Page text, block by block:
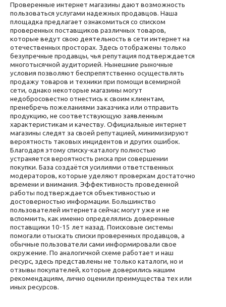
Проверенные интернет магазины дают возможность
пользоваться услугами надежных продавцов. Наша
площадка предлагает ознакомиться со списком
проверенных поставщиков различных товаров,
которые ведут свою деятельность в сети интернет на
отечественных просторах. Здесь отображены только
безупречные продавцы, чья репутация подтверждается
многотысячной аудиторией. Нынешние рыночные
условия позволяют беспрепятственно осуществлять
продажу товаров и техники при помощи всемирной
сети, однако некоторые магазины могут
недобросовестно отнестись к своим клиентам,
пренебречь пожеланиями заказчика или отправить
продукцию, не соответствующую заявленным
характеристикам и качеству. Официальные интернет
магазины следят за своей репутацией, минимизируют
вероятность таковых инцидентов и других ошибок.
Благодаря этому списку-каталогу полностью
устраняется вероятность риска при совершении
покупки. База создаётся усилиями ответственных
модераторов, которые уделяют проверкам достаточно
времени и внимания. Эффективность проведенной
работы подтверждается объективностью и
достоверностью информации. Большинство
пользователей интернета сейчас могут уже и не
вспомнить, как именно определялись доверенные
поставщики 10-15 лет назад. Поисковые системы
помогали отыскать списки проверенных продавцов, а
обычные пользователи сами информировали свое
окружение. По аналогичной схеме работает и наш
ресурс, здесь представлены не только каталоги, но и
отзывы покупателей, которые доверились нашим
рекомендациям, лично оценили преимущества тех или
иных ресурсов.